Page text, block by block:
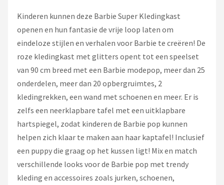
Kinderen kunnen deze Barbie Super Kledingkast
openen en hun fantasie de vrije loop laten om
eindeloze stijlen en verhalen voor Barbie te creëren! De
roze kledingkast met glitters opent tot een speelset
van 90 cm breed met een Barbie modepop, meer dan 25
onderdelen, meer dan 20 opbergruimtes, 2
kledingrekken, een wand met schoenen en meer. Er is
zelfs een neerklapbare tafel met een uitklapbare
hartspiegel, zodat kinderen de Barbie pop kunnen
helpen zich klaar te maken aan haar kaptafel! Inclusief
een puppy die graag op het kussen ligt! Mix en match
verschillende looks voor de Barbie pop met trendy
kleding en accessoires zoals jurken, schoenen,